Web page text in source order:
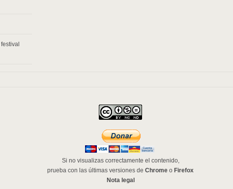
festival
Si no visualizas correctamente el contenido,
prueba con las últimas versiones de Chrome o Firefox
Nota legal